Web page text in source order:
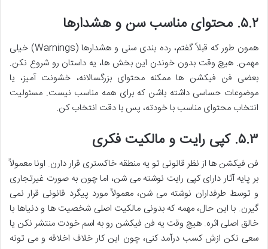
۵.۲. محتوای مناسب سن و هشدارها
همون طور که قبلاً گفتم، رده بندی سنی و هشدارها (Warnings) خیلی
مهمن. هیچ وقت بدون خوندن این بخش ها، یه داستان رو شروع نکن.
بعضی فن فیکشن ها ممکنه محتوای بزرگسالانه، خشونت آمیز، یا
موضوعات حساسی داشته باشن که برای همه مناسب نیست. مسئولیت
انتخاب محتوای مناسب با خودته، پس با دقت انتخاب کن.
۵.۳. کپی رایت و مالکیت فکری
فن فیکشن ها از نظر قانونی تو یه منطقه خاکستری قرار دارن. اونا معمولاً
بر پایه آثار دارای کپی رایت نوشته می شن، اما چون به صورت غیرتجاری
و توسط طرفداران نوشته می شن، معمولاً مورد پیگرد قانونی قرار نمی
گیرن. با این حال، مهمه که بدونی مالکیت اصلی شخصیت ها و دنیاها با
خالق اصلی اثره. هیچ وقت یه فن فیکشن رو به اسم خودت منتشر نکن یا
سعی نکن ازش کسب درآمد کنی، چون این کار خلاف اخلاقه و می تونه